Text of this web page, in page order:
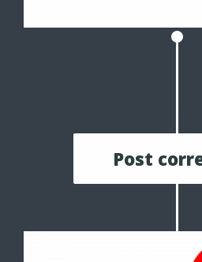
Post